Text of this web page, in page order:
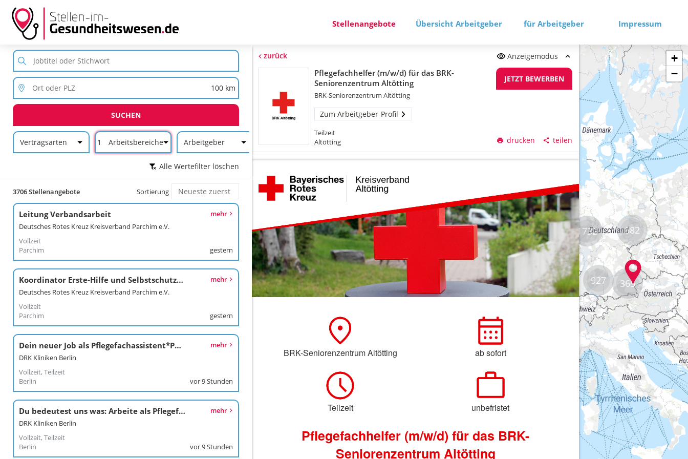
Stellenangebote Übersicht Arbeitgeber für Arbeitgeber Impressum
SUCHEN
Vertragsarten 1 Arbeitsbereiche Arbeitgeber
Alle Wertefilter löschen
3706 Stellenangebote Sortierung
Leitung Verbandsarbeit
Deutsches Rotes Kreuz Kreisverband Parchim e.V.
Vollzeit
Parchim
mehr
gestern
Koordinator Erste-Hilfe und Selbstschutzkompetenz
Deutsches Rotes Kreuz Kreisverband Parchim e.V.
Vollzeit
Parchim
mehr
gestern
Dein neuer Job als Pflegefachassistent*Pflegefachassistentin im Kunstkrankenhaus
DRK Kliniken Berlin
Vollzeit, Teilzeit
Berlin
mehr
vor 9 Stunden
Du bedeutest uns was: Arbeite als Pflegefachkraft / Pflegefachfrau*mann in den DRK Kliniken Berlin Köpenick
DRK Kliniken Berlin
Vollzeit, Teilzeit
Berlin
mehr
vor 9 Stunden
zurück Anzeigemodus
Pflegefachhelfer (m/w/d) für das BRK-
Seniorenzentrum Altötting
BRK-Seniorenzentrum Altötting
Zum Arbeitgeber-Profil
Teilzeit
Altötting
JETZT BEWERBEN
drucken teilen
1732
927
682
365
+
−